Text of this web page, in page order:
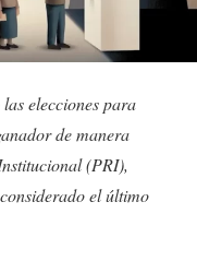
elecciones para
de manera
(PRI),
el último